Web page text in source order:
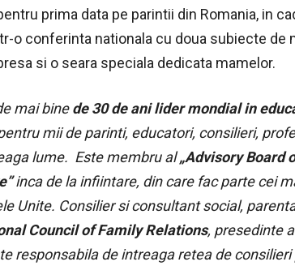
prima data pe parintii din Romania, in
o conferinta nationala cu doua subiecte de
si o seara speciala dedicata mamelor.
mai binede 30 de ani lider mondial in
mii de parinti, educatori, consilieri,
lume. Este membru al„Advisory Board
inca de la infiintare, din care fac parte cei
Unite. Consilier si consultant social,
Council of Family Relations, presedinte
responsabila de intreaga retea de